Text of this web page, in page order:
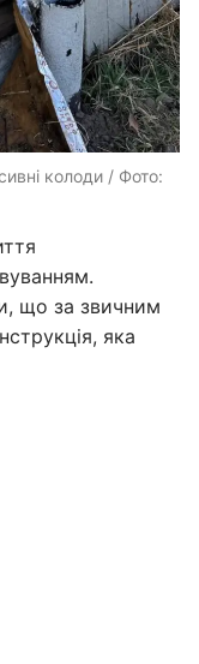
колоди / Фото:
що за звичним
яка